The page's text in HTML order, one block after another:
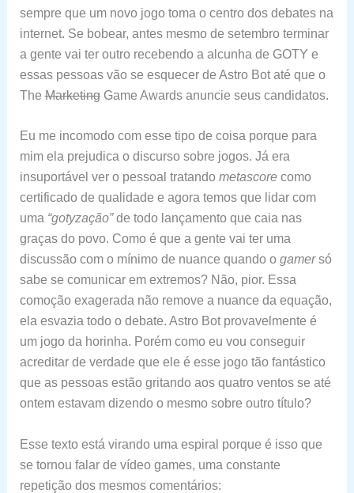
sempre que um novo jogo toma o centro dos debates na
internet. Se bobear, antes mesmo de setembro terminar
a gente vai ter outro recebendo a alcunha de GOTY e
essas pessoas vão se esquecer de Astro Bot até que o
TheMarketingGame Awards anuncie seus candidatos.
Eu me incomodo com esse tipo de coisa porque para
mim ela prejudica o discurso sobre jogos. Já era
insuportável ver o pessoal tratando metascorecomo
certificado de qualidade e agora temos que lidar com
uma “gotyzação”de todo lançamento que caia nas
graças do povo. Como é que a gente vai ter uma
discussão com o mínimo de nuance quando o gamersó
sabe se comunicar em extremos? Não, pior. Essa
comoção exagerada não remove a nuance da equação,
ela esvazia todo o debate. Astro Bot provavelmente é
um jogo da horinha. Porém como eu vou conseguir
acreditar de verdade que ele é esse jogo tão fantástico
que as pessoas estão gritando aos quatro ventos se até
ontem estavam dizendo o mesmo sobre outro título?
Esse texto está virando uma espiral porque é isso que
se tornou falar de vídeo games, uma constante
repetição dos mesmos comentários: